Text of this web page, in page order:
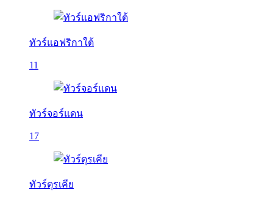
ทัวร์แอฟริกาใต้
11
ทัวร์จอร์แดน
17
ทัวร์ตุรเคีย